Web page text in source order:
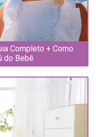
Completo + Como
do Bebê